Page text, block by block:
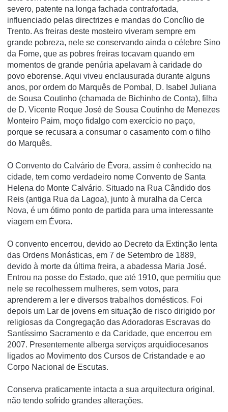
severo, patente na longa fachada contrafortada,
influenciado pelas directrizes e mandas do Concí­lio de
Trento. As freiras deste mosteiro viveram sempre em
grande pobreza, nele se conservando ainda o célebre Sino
da Fome, que as pobres freiras tocavam quando em
momentos de grande penúria apelavam à caridade do
povo eborense. Aqui viveu enclausurada durante alguns
anos, por ordem do Marquês de Pombal, D. Isabel Juliana
de Sousa Coutinho (chamada de Bichinho de Conta), filha
de D. Vicente Roque José de Sousa Coutinho de Menezes
Monteiro Paim, moço fidalgo com exercí­cio no paço,
porque se recusara a consumar o casamento com o filho
do Marquês.
O Convento do Calvário de Évora, assim é conhecido na
cidade, tem como verdadeiro nome Convento de Santa
Helena do Monte Calvário. Situado na Rua Cândido dos
Reis (antiga Rua da Lagoa), junto à muralha da Cerca
Nova, é um ótimo ponto de partida para uma interessante
viagem em Évora.
O convento encerrou, devido ao Decreto da Extinção lenta
das Ordens Monásticas, em 7 de Setembro de 1889,
devido à morte da última freira, a abadessa Maria José.
Entrou na posse do Estado, que até 1910, que permitiu que
nele se recolhessem mulheres, sem votos, para
aprenderem a ler e diversos trabalhos domésticos. Foi
depois um Lar de jovens em situação de risco dirigido por
religiosas da Congregação das Adoradoras Escravas do
Santí­ssimo Sacramento e da Caridade, que encerrou em
2007. Presentemente alberga serviços arquidiocesanos
ligados ao Movimento dos Cursos de Cristandade e ao
Corpo Nacional de Escutas.
Conserva praticamente intacta a sua arquitectura original,
não tendo sofrido grandes alterações.